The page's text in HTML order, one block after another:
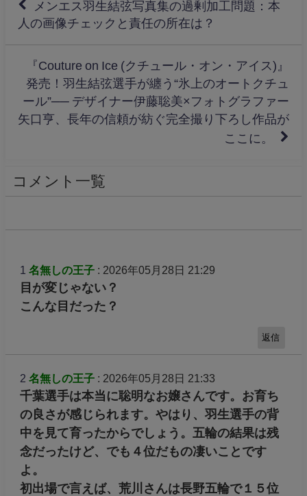
メンエス羽生結弦写真集の過剰加工問題：本
人の画像チェックと責任の所在は？
『Couture on Ice (クチュール・オン・アイス)』
発売！羽生結弦選手が纏う“氷上のオートクチュ
ール”── デザイナー伊藤聡美×フォトグラファー
矢口亨、長年の信頼が紡ぐ完全撮り下ろし作品が
ここに。
コメント一覧
1 名無しの王子: 2026年05月28日 21:29
目が変じゃない？
こんな目だった？
返信
2 名無しの王子: 2026年05月28日 21:33
千葉選手は本当に聡明なお嬢さんです。お育ち
の良さが感じられます。やはり、羽生選手の背
中を見て育ったからでしょう。五輪の結果は残
念だったけど、でも４位だもの凄いことです
よ。
初出場で言えば、荒川さんは長野五輪で１５位